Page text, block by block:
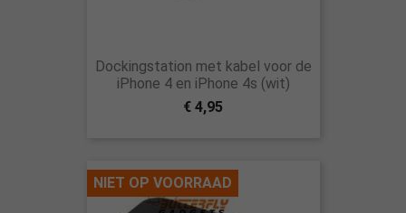
Dockingstation met kabel voor de
iPhone 4 en iPhone 4s (wit)
€ 4,95
NIET OP VOORRAAD